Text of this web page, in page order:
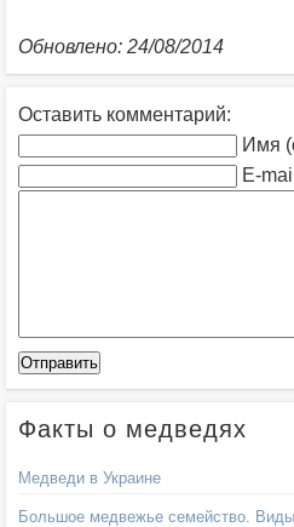
Обновлено: 24/08/2014
Оставить комментарий:
Имя
E-
Факты о медведях
Медведи в Украине
Большое медвежье семейство. Виды.